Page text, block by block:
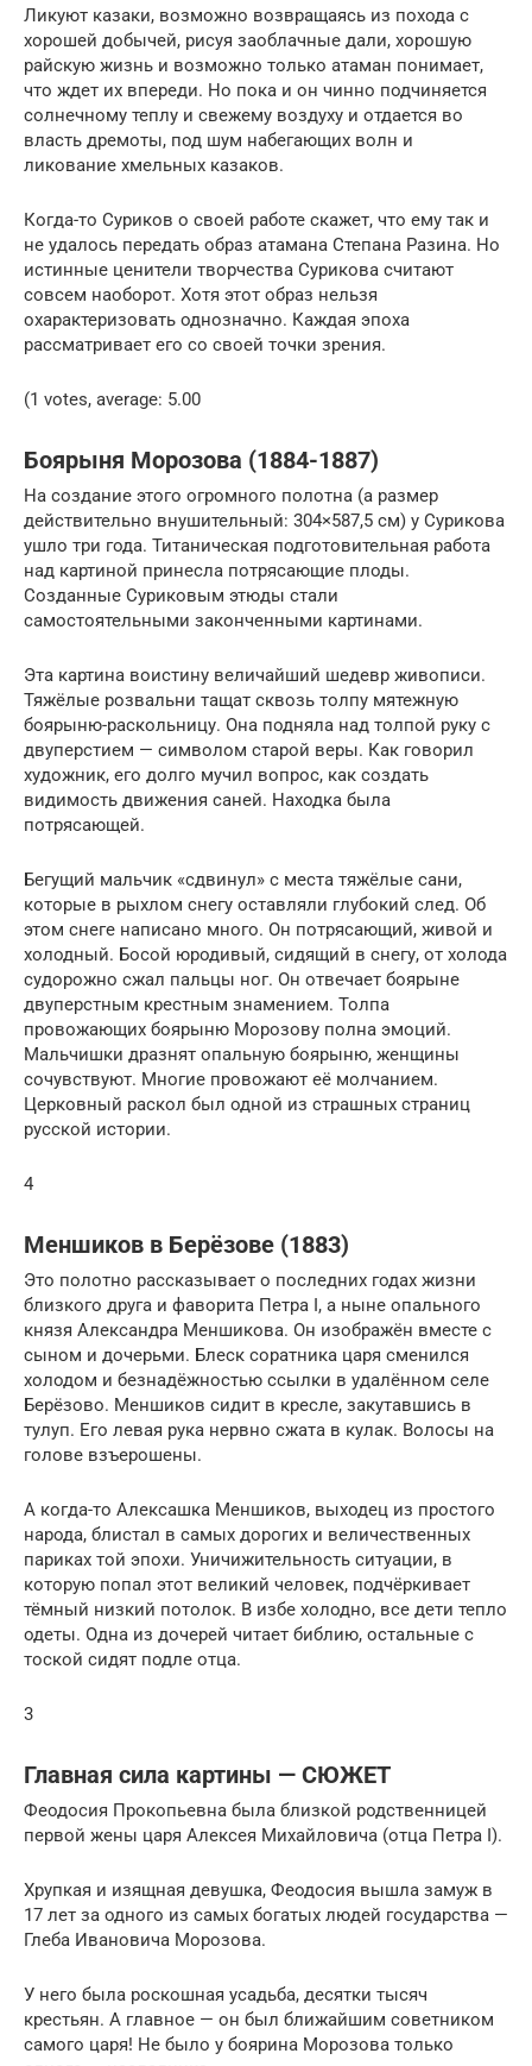
Ликуют казаки, возможно возвращаясь из похода с
хорошей добычей, рисуя заоблачные дали, хорошую
райскую жизнь и возможно только атаман понимает,
что ждет их впереди. Но пока и он чинно подчиняется
солнечному теплу и свежему воздуху и отдается во
власть дремоты, под шум набегающих волн и
ликование хмельных казаков.
Когда-то Суриков о своей работе скажет, что ему так и
не удалось передать образ атамана Степана Разина. Но
истинные ценители творчества Сурикова считают
совсем наоборот. Хотя этот образ нельзя
охарактеризовать однозначно. Каждая эпоха
рассматривает его со своей точки зрения.
(1 votes, average: 5.00
Боярыня Морозова (1884-1887)
На создание этого огромного полотна (а размер
действительно внушительный: 304×587,5 см) у Сурикова
ушло три года. Титаническая подготовительная работа
над картиной принесла потрясающие плоды.
Созданные Суриковым этюды стали
самостоятельными законченными картинами.
Эта картина воистину величайший шедевр живописи.
Тяжёлые розвальни тащат сквозь толпу мятежную
боярыню-раскольницу. Она подняла над толпой руку с
двуперстием — символом старой веры. Как говорил
художник, его долго мучил вопрос, как создать
видимость движения саней. Находка была
потрясающей.
Бегущий мальчик «сдвинул» с места тяжёлые сани,
которые в рыхлом снегу оставляли глубокий след. Об
этом снеге написано много. Он потрясающий, живой и
холодный. Босой юродивый, сидящий в снегу, от холода
судорожно сжал пальцы ног. Он отвечает боярыне
двуперстным крестным знамением. Толпа
провожающих боярыню Морозову полна эмоций.
Мальчишки дразнят опальную боярыню, женщины
сочувствуют. Многие провожают её молчанием.
Церковный раскол был одной из страшных страниц
русской истории.
4
Меншиков в Берёзове (1883)
Это полотно рассказывает о последних годах жизни
близкого друга и фаворита Петра I, а ныне опального
князя Александра Меншикова. Он изображён вместе с
сыном и дочерьми. Блеск соратника царя сменился
холодом и безнадёжностью ссылки в удалённом селе
Берёзово. Меншиков сидит в кресле, закутавшись в
тулуп. Его левая рука нервно сжата в кулак. Волосы на
голове взъерошены.
А когда-то Алексашка Меншиков, выходец из простого
народа, блистал в самых дорогих и величественных
париках той эпохи. Уничижительность ситуации, в
которую попал этот великий человек, подчёркивает
тёмный низкий потолок. В избе холодно, все дети тепло
одеты. Одна из дочерей читает библию, остальные с
тоской сидят подле отца.
3
Главная сила картины — СЮЖЕТ
Феодосия Прокопьевна была близкой родственницей
первой жены царя Алексея Михайловича (отца Петра I).
Хрупкая и изящная девушка, Феодосия вышла замуж в
17 лет за одного из самых богатых людей государства —
Глеба Ивановича Морозова.
У него была роскошная усадьба, десятки тысяч
крестьян. А главное — он был ближайшим советником
самого царя! Не было у боярина Морозова только